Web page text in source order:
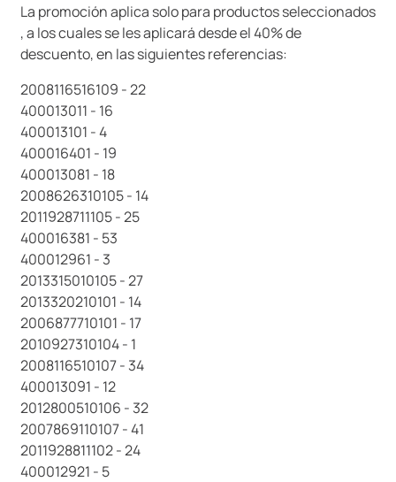
La promoción aplica solo para productos seleccionados
, a los cuales se les aplicará desde el 40% de
descuento, en las siguientes referencias:
2008116516109 - 22
400013011 - 16
400013101 - 4
400016401 - 19
400013081 - 18
2008626310105 - 14
2011928711105 - 25
400016381 - 53
400012961 - 3
2013315010105 - 27
2013320210101 - 14
2006877710101 - 17
2010927310104 - 1
2008116510107 - 34
400013091 - 12
2012800510106 - 32
2007869110107 - 41
2011928811102 - 24
400012921 - 5